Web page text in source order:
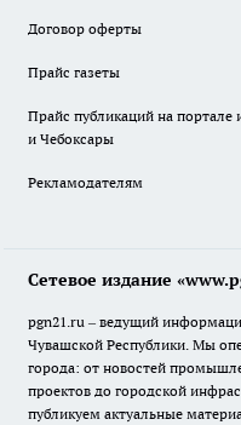
Договор оферты
Прайс газеты
Прайс публикаций на портале
и Чебоксары
Рекламодателям
Сетевое издание
pgn21.ru – ведущий
Чувашской Республики. Мы
города: от новостей
проектов до городской
публикуем актуальные